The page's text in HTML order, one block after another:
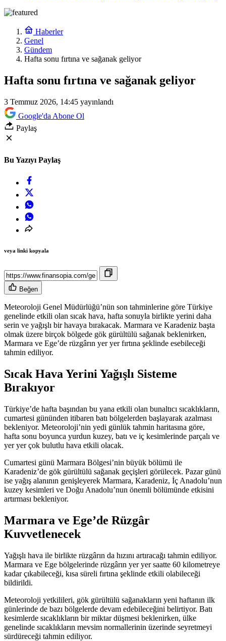
Haberler
Genel
Gündem
Hafta sonu fırtına ve sağanak geliyor
Hafta sonu fırtına ve sağanak geliyor
3 Temmuz 2026, 14:45 yayınlandı
Google'da Abone Ol
Paylaş
Bu Yazıyı Paylaş
veya linki kopyala
Beğen
Meteoroloji Genel Müdürlüğü’nün son tahminlerine göre Türkiye
genelinde etkili olan sıcak hava, hafta sonuyla birlikte yerini daha
serin ve yağışlı bir havaya bırakacak. Marmara ve Karadeniz başta
olmak üzere birçok bölgede gök gürültülü sağanak beklenirken,
Marmara ve Ege’de rüzgârın yer yer fırtına şeklinde esebileceği
tahmin ediliyor.
Sıcak Hava Yerini Yağışlı Sisteme
Bırakıyor
Türkiye’de hafta başından bu yana etkili olan bunaltıcı sıcaklıkların,
cumartesi gününden itibaren batı bölgelerden başlayarak azalması
bekleniyor. Meteoroloji’nin yedi günlük tahmin haritasına göre,
hafta sonu boyunca yurdun kuzey, batı ve iç kesimlerinde parçalı ve
yer yer çok bulutlu hava etkili olacak.
Cumartesi günü Marmara Bölgesi’nin büyük bölümü ile
Karadeniz’de gök gürültülü sağanak geçişleri görülecek. Pazar günü
ise yağış alanının genişleyerek Marmara, Karadeniz, İç Anadolu’nun
kuzey kesimleri ve Doğu Anadolu’nun önemli bölümünde etkisini
artırması bekleniyor.
Marmara ve Ege’de Rüzgâr
Kuvvetlenecek
Yağışlı hava ile birlikte rüzgârın da hızını artıracağı tahmin ediliyor.
Marmara ve Ege bölgelerinde rüzgârın yer yer saatte 60 kilometreye
kadar çıkabileceği, kısa süreli fırtına şeklinde etkili olabileceği
bildirildi.
Meteoroloji yetkilileri, gök gürültülü sağanakların yeni haftanın ilk
günlerinde de bazı bölgelerde devam edebileceğini belirtiyor. Batı
kesimlerde sıcaklıkların bir miktar düşmesi beklenirken, ülke
genelinde sıcaklıkların mevsim normallerinin üzerinde seyretmeyi
sürdüreceği tahmin ediliyor.